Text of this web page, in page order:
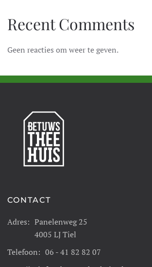
Recent Comments
Geen reacties om weer te geven.
CONTACT
Adres: Panelenweg 25
4005 LJ Tiel
Telefoon: 06 - 41 82 82 07